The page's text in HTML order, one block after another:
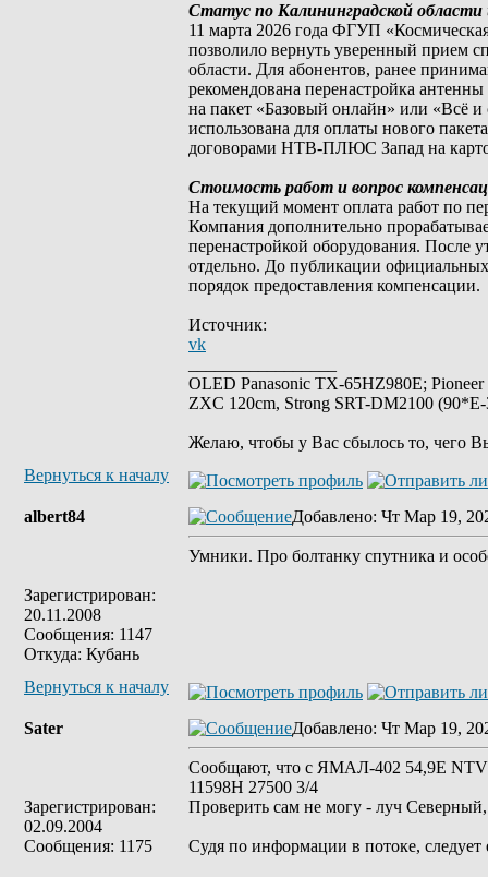
Статус по Калининградской
11 марта 2026 года ФГУП
позволило вернуть уверенный прием
области. Для абонентов, ранее
рекомендована перенастройка
на пакет «Базовый онлайн» или «Всё и
использована для оплаты нового
договорами НТВ-ПЛЮС Запад на
Стоимость работ и вопрос
На текущий момент оплата работ по
Компания дополнительно
перенастройкой оборудования. После
отдельно. До публикации
порядок предоставления компенсации.
Источник:
vk
OLED Panasonic TX-65HZ980E;
ZXC 120cm, Strong SRT-DM2100
Желаю, чтобы у Вас сбылось то, чего
Вернуться к началу
albert84
Зарегистрирован:
20.11.2008
Сообщения: 1147
Откуда: Кубань
Добавлено: Чт Мар 19,
Умники. Про болтанку спутника и
Вернуться к началу
Sater
Зарегистрирован:
02.09.2004
Сообщения: 1175
Добавлено: Чт Мар 19,
Сообщают, что с ЯМАЛ-402 54,9Е NTV
11598Н 27500 3/4
Проверить сам не могу - луч
Судя по информации в потоке,